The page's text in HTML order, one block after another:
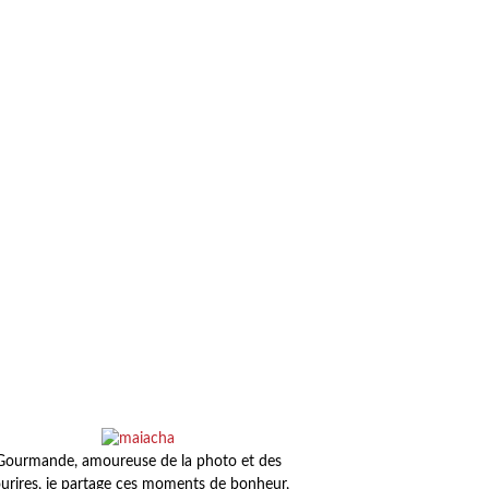
amoureuse de la photo et des
je partage ces moments de bonheur,